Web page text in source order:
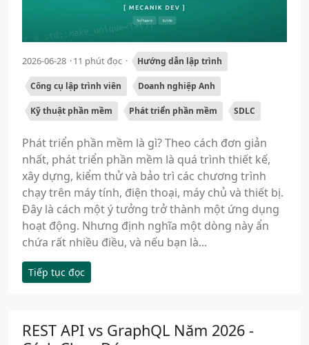
2026-06-28 11 phút đọc Hướng dẫn lập trình
Công cụ lập trình viên Doanh nghiệp Anh
Kỹ thuật phần mềm Phát triển phần mềm SDLC
Phát triển phần mềm là gì? Theo cách đơn giản
nhất, phát triển phần mềm là quá trình thiết kế,
xây dựng, kiểm thử và bảo trì các chương trình
chạy trên máy tính, điện thoại, máy chủ và thiết bị.
Đây là cách một ý tưởng trở thành một ứng dụng
hoạt động. Nhưng định nghĩa một dòng này ẩn
chứa rất nhiều điều, và nếu bạn là...
Tiếp tục đọc
REST API vs GraphQL Năm 2026 -